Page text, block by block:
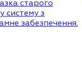
старого
систему з
забезпечення.